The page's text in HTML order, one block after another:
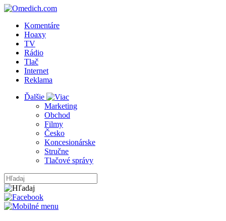
Komentáre
Hoaxy
TV
Rádio
Tlač
Internet
Reklama
Ďalšie
Marketing
Obchod
Filmy
Česko
Koncesionárske
Stručne
Tlačové správy